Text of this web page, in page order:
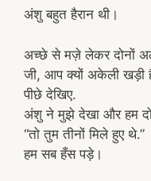
अंशु बहुत हैरान थी।
अच्छे से मज़े लेकर दोनों
जी, आप क्यों अकेली खड़ी
पीछे देखिए.
अंशु ने मुझे देखा और हम
“तो तुम तीनों मिले हुए थे.”
हम सब हँस पड़े।